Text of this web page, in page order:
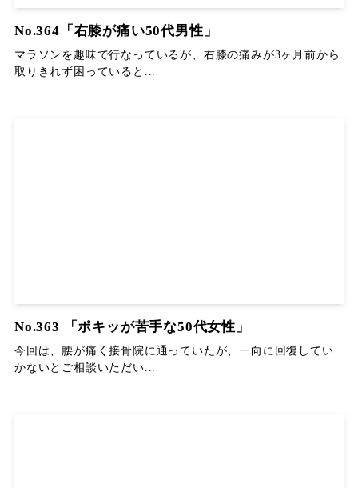
No.364「右膝が痛い50代男性」
マラソンを趣味で行なっているが、右膝の痛みが3ヶ月前から
取りきれず困っていると...
No.363 「ポキッが苦手な50代女性」
今回は、腰が痛く接骨院に通っていたが、一向に回復してい
かないとご相談いただい...